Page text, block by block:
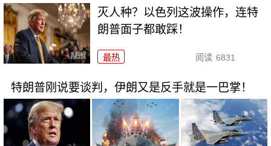
灭人种？以色列这波操作，连特
朗普面子都敢踩！
最热 阅读 6831
特朗普刚说要谈判，伊朗又是反手就是一巴掌！